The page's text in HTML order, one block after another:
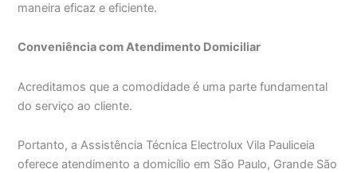
maneira eficaz e eficiente.
Conveniência com Atendimento Domiciliar
Acreditamos que a comodidade é uma parte fundamental
do serviço ao cliente.
Portanto, a Assistência Técnica Electrolux Vila Pauliceia
oferece atendimento a domicílio em São Paulo, Grande São